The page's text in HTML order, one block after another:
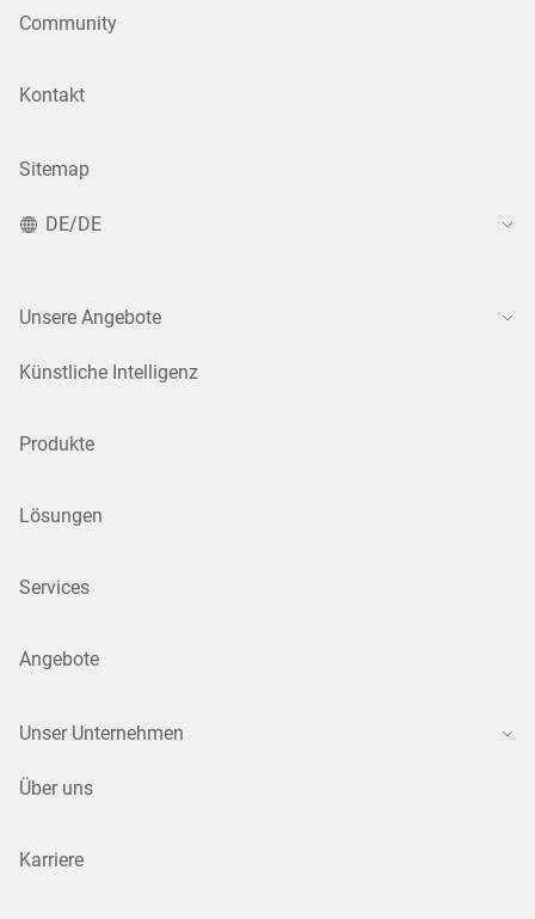
Community
Kontakt
Sitemap
DE/DE
Unsere Angebote
Künstliche Intelligenz
Produkte
Lösungen
Services
Angebote
Unser Unternehmen
Über uns
Karriere